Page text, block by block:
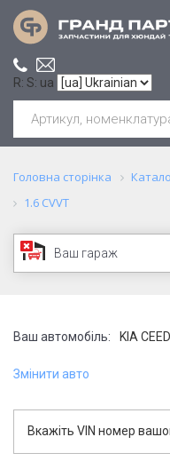
R: S: ua
Головна сторінка
1.6 CVVT
Ваш гараж
Ваш автомобіль: KIA
Змінити авто
Вкажіть VIN номер